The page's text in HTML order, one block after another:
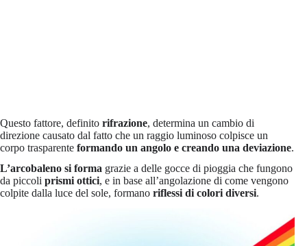
Questo fattore, definito rifrazione, determina un cambio di
direzione causato dal fatto che un raggio luminoso colpisce un
corpo trasparente formando un angolo e creando una deviazione.
L’arcobaleno si forma grazie a delle gocce di pioggia che fungono
da piccoli prismi ottici, e in base all’angolazione di come vengono
colpite dalla luce del sole, formano riflessi di colori diversi.